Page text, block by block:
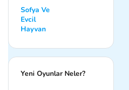
Sofya Ve
Evcil
Hayvan
Yeni Oyunlar Neler?